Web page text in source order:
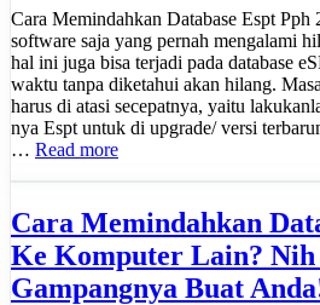
Cara Memindahkan Database Espt
software saja yang pernah mengalami
hal ini juga bisa terjadi pada database
waktu tanpa diketahui akan hilang.
harus di atasi secepatnya, yaitu
nya Espt untuk di upgrade/ versi
… Read more
Cara Memindahkan
Ke Komputer Lain?
Gampangnya Buat